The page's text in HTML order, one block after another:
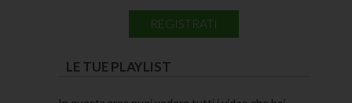
REGISTRATI
LE TUE PLAYLIST